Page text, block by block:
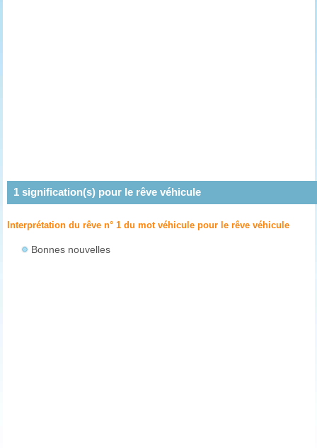
1signification(s) pour le rêve véhicule
Interprétation du rêve n° 1 du mot véhicule pour le rêvevéhicule
Bonnes nouvelles